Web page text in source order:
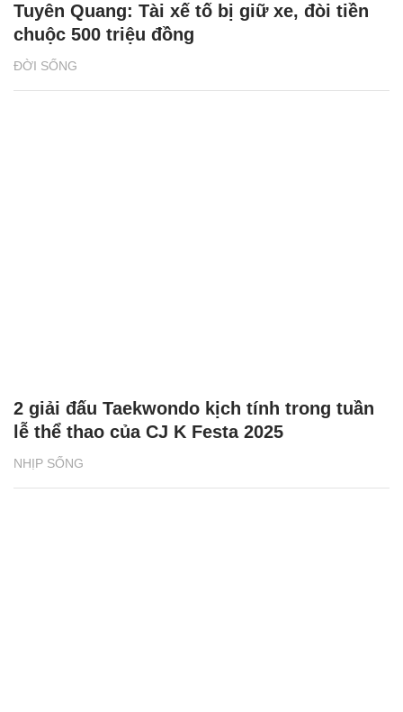
ĐỜI SỐNG
Tuyên Quang: Tài xế tố bị giữ xe, đòi tiền
chuộc 500 triệu đồng
NHỊP SỐNG
2 giải đấu Taekwondo kịch tính trong tuần
lễ thể thao của CJ K Festa 2025